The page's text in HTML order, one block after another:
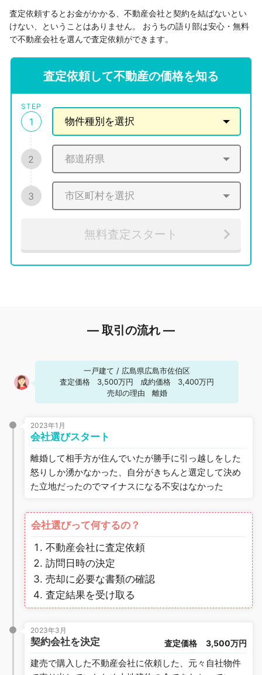
査定依頼するとお金がかかる、不動産会社と契約を結ばないとい
けない、ということはありません。 おうちの語り部は安心・無料
で不動産会社を選んで査定依頼ができます。
査定依頼して不動産の価格を知る
STEP
1
2
3
無料査定スタート
― 取引の流れ ―
一戸建て / 広島県広島市佐伯区
査定価格
3,500万円 成約価格
3,400万円
売却の理由
離婚
2023年1月
会社選びスタート
離婚して相手方が住んでいたが勝手に引っ越しをした
怒りしか湧かなかった、自分がきちんと選定して決め
た立地だったのでマイナスになる不安はなかった
会社選びって何するの？
不動産会社に査定依頼
訪問日時の決定
売却に必要な書類の確認
査定結果を受け取る
2023年3月
契約会社を決定 査定価格 3,500万円
建売で購入した不動産会社に依頼した、元々自社物件